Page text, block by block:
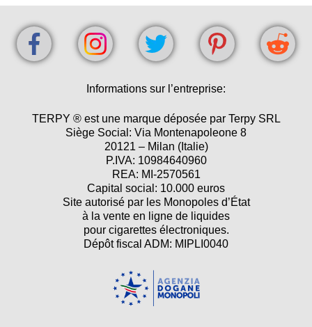
Informations sur l’entreprise:
TERPY ® est une marque déposée par Terpy SRL
Siège Social: Via Montenapoleone 8
20121 – Milan (Italie)
P.IVA: 10984640960
REA: MI-2570561
Capital social: 10.000 euros
Site autorisé par les Monopoles d’État
à la vente en ligne de liquides
pour cigarettes électroniques.
Dépôt fiscal ADM: MIPLI0040